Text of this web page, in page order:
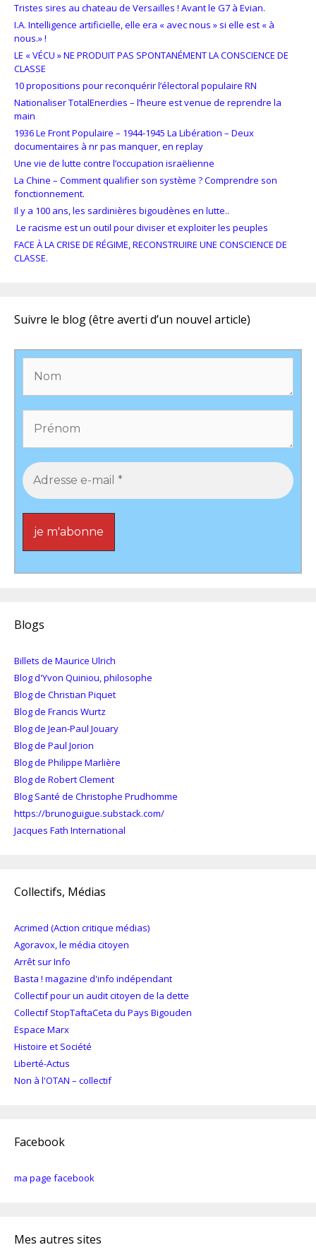
Tristes sires au chateau de Versailles ! Avant le G7 à Evian.
I.A. Intelligence artificielle, elle era « avec nous » si elle est « à
nous.» !
LE « VÉCU » NE PRODUIT PAS SPONTANÉMENT LA CONSCIENCE DE
CLASSE
10 propositions pour reconquérir l’électoral populaire RN
Nationaliser TotalEnerdies – l’heure est venue de reprendre la
main
1936 Le Front Populaire – 1944-1945 La Libération – Deux
documentaires à nr pas manquer, en replay
Une vie de lutte contre l’occupation israëlienne
La Chine – Comment qualifier son système ? Comprendre son
fonctionnement.
Il y a 100 ans, les sardinières bigoudènes en lutte..
Le racisme est un outil pour diviser et exploiter les peuples
FACE À LA CRISE DE RÉGIME, RECONSTRUIRE UNE CONSCIENCE DE
CLASSE.
Suivre le blog (être averti d’un nouvel article)
Blogs
Billets de Maurice Ulrich
Blog d'Yvon Quiniou, philosophe
Blog de Christian Piquet
Blog de Francis Wurtz
Blog de Jean-Paul Jouary
Blog de Paul Jorion
Blog de Philippe Marlière
Blog de Robert Clement
Blog Santé de Christophe Prudhomme
https://brunoguigue.substack.com/
Jacques Fath International
Collectifs, Médias
Acrimed (Action critique médias)
Agoravox, le média citoyen
Arrêt sur Info
Basta ! magazine d'info indépendant
Collectif pour un audit citoyen de la dette
Collectif StopTaftaCeta du Pays Bigouden
Espace Marx
Histoire et Société
Liberté-Actus
Non à l'OTAN – collectif
Facebook
ma page facebook
Mes autres sites